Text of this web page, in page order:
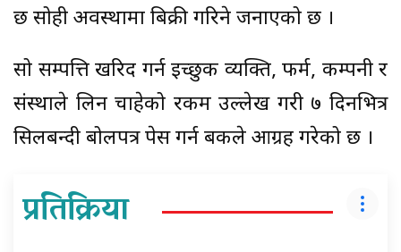
छ सोही अवस्थामा बिक्री गरिने जनाएको छ ।
सो सम्पत्ति खरिद गर्न इच्छुक व्यक्ति, फर्म, कम्पनी र
संस्थाले लिन चाहेको रकम उल्लेख गरी ७ दिनभित्र
सिलबन्दी बोलपत्र पेस गर्न बैंकले आग्रह गरेको छ ।
प्रतिक्रिया